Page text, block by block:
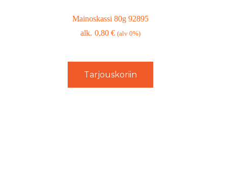
Mainoskassi 80g 92895
0,80€ (alv 0%)
Tarjouskoriin